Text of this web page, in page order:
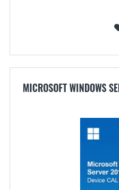
MICROSOFT WINDOWS